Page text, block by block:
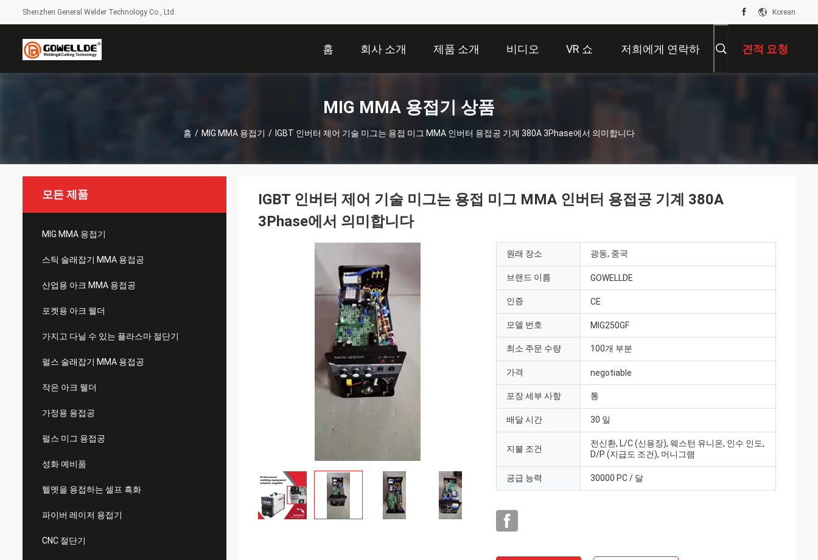
Shenzhen General Welder Technology Co., Ltd. Korean
홈 회사 소개 제품 소개 비디오 VR 쇼 저희에게 연락하 견적 요청
MIG MMA 용접기 상품
홈 / MIG MMA 용접기 / IGBT 인버터 제어 기술 미그는 용접 미그 MMA 인버터 용접공 기계 380A 3Phase에서 의미합니다
모든 제품
MIG MMA 용접기
스틱 술래잡기 MMA 용접공
산업용 아크 MMA 용접공
포켓용 아크 웰더
가지고 다닐 수 있는 플라스마 절단기
펄스 술래잡기 MMA 용접공
작은 아크 웰더
가정용 용접공
펄스 미그 용접공
성화 예비품
헬멧을 용접하는 셀프 흑화
파이버 레이저 용접기
CNC 절단기
IGBT 인버터 제어 기술 미그는 용접 미그 MMA 인버터 용접공 기계 380A
3Phase에서 의미합니다
원래 장소 광동, 중국
브랜드 이름 GOWELLDE
인증 CE
모델 번호 MIG250GF
최소 주문 수량 100개 부분
가격 negotiable
포장 세부 사항 통
배달 시간 30 일
지불 조건
전신환, L/C (신용장), 웨스턴 유니온, 인수 인도,
D/P (지급도 조건), 머니그램
공급 능력 30000 PC / 달